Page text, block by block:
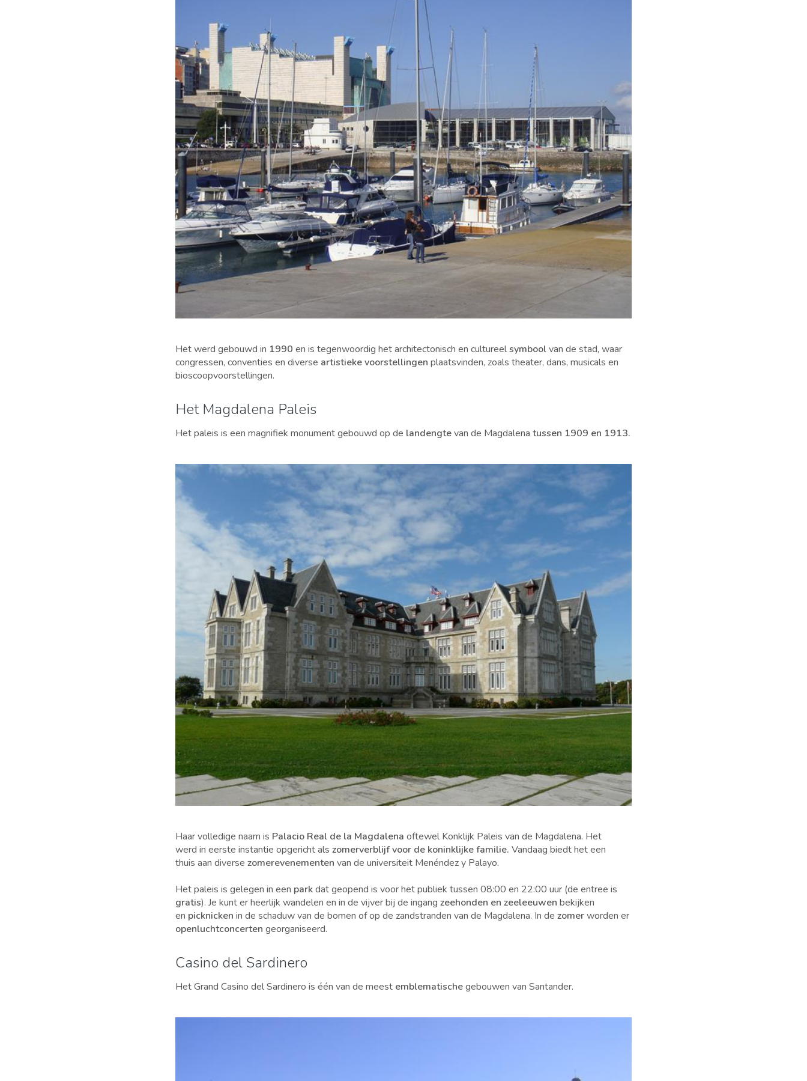
Het werd gebouwd in 1990 en is tegenwoordig het architectonisch en cultureelsymboolvan de stad, waar
congressen, conventies en diverse artistieke voorstellingen plaatsvinden, zoals theater, dans, musicals en
bioscoopvoorstellingen.
Het Magdalena Paleis
Het paleis is een magnifiek monument gebouwd op de landengtevan de Magdalena tussen 1909 en 1913.
Haar volledige naam is Palacio Real de la Magdalena oftewel Konklijk Paleis van de Magdalena. Het
werd in eerste instantie opgericht als zomerverblijf voor de koninklijke familie. Vandaag biedt het een
thuis aan diverse zomerevenementen van de universiteit Menéndez y Palayo.
Het paleis is gelegen in een parkdat geopend is voor het publiek tussen 08:00 en 22:00 uur (de entree is
gratis). Je kunt er heerlijk wandelen en in de vijver bij de ingang zeehonden en zeeleeuwen bekijken
en picknicken in de schaduw van de bomen of op de zandstranden van de Magdalena. In de zomerworden er
openluchtconcerten georganiseerd.
Casino del Sardinero
Het Grand Casino del Sardinero is één van de meest emblematischegebouwen van Santander.